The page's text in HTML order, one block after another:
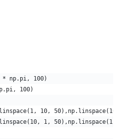
* np.pi, 100)
100)
10,
1, 50),np.linspace(1,